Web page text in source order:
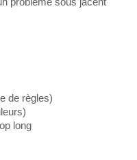
de règles)
long